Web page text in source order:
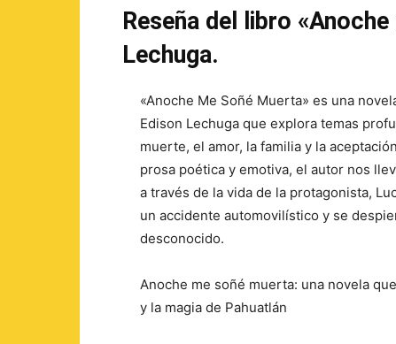
Reseña del libro
Lechuga.
«Anoche Me Soñé Muerta» es una
Edison Lechuga que explora temas
muerte, el amor, la familia y la
prosa poética y emotiva, el autor nos
a través de la vida de la protagonista,
un accidente automovilístico y se
desconocido.
Anoche me soñé muerta: una novela
y la magia de Pahuatlán